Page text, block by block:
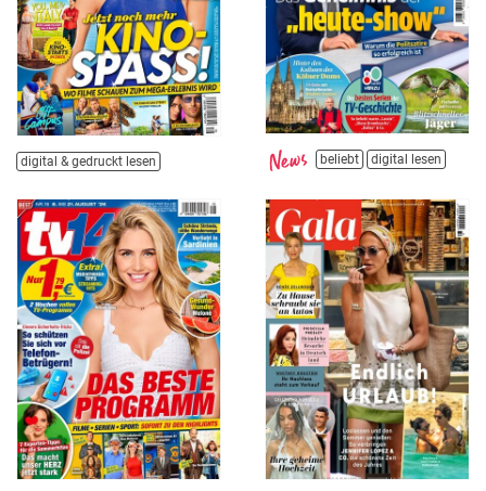
beliebt digital lesen
digital & gedruckt lesen